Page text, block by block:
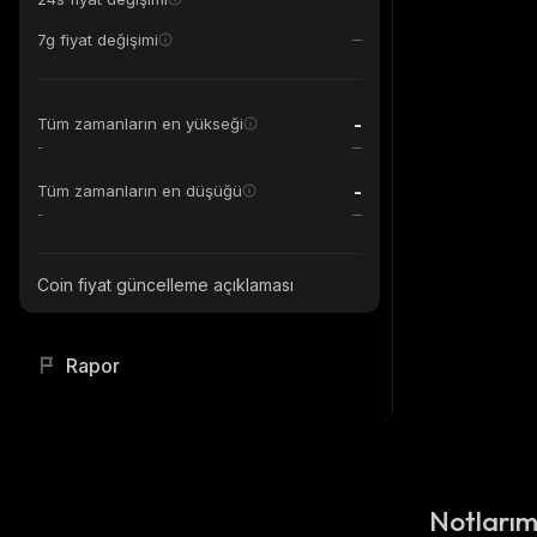
7g fiyat değişimi
Tüm zamanların en yükseği -
-
Tüm zamanların en düşüğü -
-
Coin fiyat güncelleme açıklaması
Rapor
Notlarım